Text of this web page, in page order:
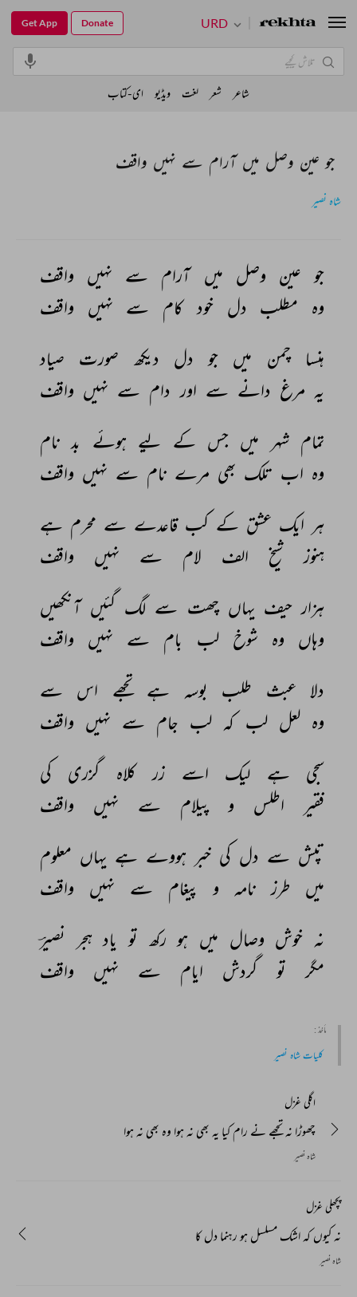
جو عین وصل میں آرام سے نہیں واقف
شاہ نصیر
جو عین وصل میں آرام سے نہیں واقف
وہ مطلب دل خود کام سے نہیں واقف
ہنسا
چمن میں جو دل دیکھ صورت
صیاد
یہ مرغ دانے سے اور دام سے نہیں واقف
تمام شہر میں جس کے لیے ہوئے بد نام
وہ اب تلک بھی مرے نام سے نہیں واقف
ہر ایک عشق کے کب قاعدے سے محرم ہے
ہنوز
شیخ الف لام سے نہیں
واقف
ہزار حیف یہاں چھت سے لگ گئیں آنکھیں
وہاں وہ شوخ لب بام سے نہیں واقف
دلا عبث طلب بوسہ ہے تجھے اس سے
وہ لعل لب کہ لب جام سے نہیں واقف
سجی
ہے لیک اسے زر کلاہ گزری
کی
فقیر
اطلس و پیلام سے نہیں
واقف
تپش سے دل کی خبر ہووے ہے یہاں معلوم
میں
طرز نامہ و پیغام سے نہیں
واقف
نہ خوش وصال میں ہو رکھ تو یاد ہجر
نصیرؔ
مگر
تو گردش ایام سے نہیں واقف
مأخذ :
کلیات شاہ نصیر
اگلی غزل
چھوڑا نہ تجھے نے رام کیا یہ بھی نہ ہوا وہ بھی نہ ہوا
شاہ نصیر
پچھلی غزل
نہ کیوں کہ اشک مسلسل ہو رہنما دل کا
شاہ نصیر
URD
Get App Donate
شاعر شعر لغت ویڈیو ای-کتاب